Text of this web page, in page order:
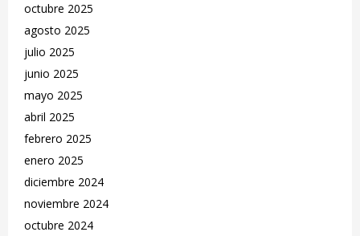
octubre 2025
agosto 2025
julio 2025
junio 2025
mayo 2025
abril 2025
febrero 2025
enero 2025
diciembre 2024
noviembre 2024
octubre 2024